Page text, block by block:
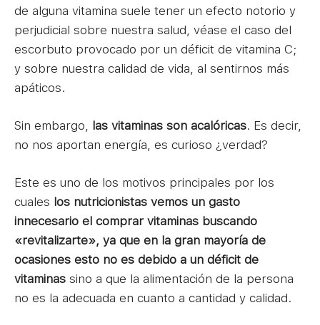
de alguna vitamina suele tener un efecto notorio y
perjudicial sobre nuestra salud, véase el caso del
escorbuto provocado por un déficit de vitamina C;
y sobre nuestra calidad de vida, al sentirnos más
apáticos.
Sin embargo, las vitaminas son acalóricas. Es decir,
no nos aportan energía, es curioso ¿verdad?
Este es uno de los motivos principales por los
cuales los nutricionistas vemos un gasto
innecesario el comprar vitaminas buscando
«revitalizarte», ya que en la gran mayoría de
ocasiones esto no es debido a un déficit de
vitaminas sino a que la alimentación de la persona
no es la adecuada en cuanto a cantidad y calidad.